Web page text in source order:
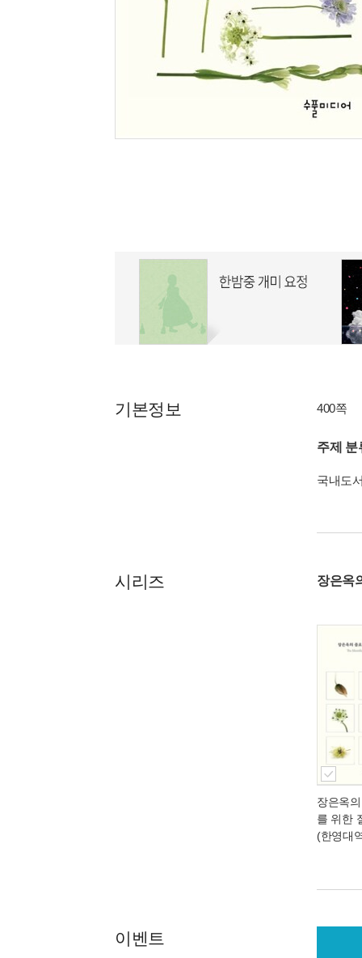
기본정보 400쪽
주제 분
국내도
시리즈 장은옥
장은옥
를 위한
(한영대
이벤트